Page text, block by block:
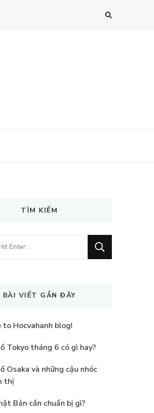
TÌM KIẾM
BÀI VIẾT GẦN ĐÂY
Hocvahanh blog!
Tokyo tháng 6 có gì hay?
Osaka và những cậu nhóc
thị
Bản cần chuẩn bị gì?